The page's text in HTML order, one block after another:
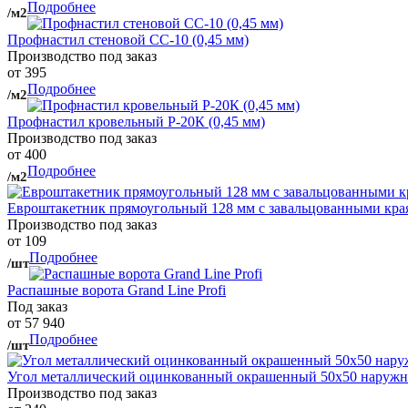
/м2Подробнее
Профнастил стеновой СС-10 (0,45 мм)
Производство под заказ
от 395
/м2Подробнее
Профнастил кровельный Р-20К (0,45 мм)
Производство под заказ
от 400
/м2Подробнее
Евроштакетник прямоугольный 128 мм с завальцованными
Производство под заказ
от 109
/штПодробнее
Распашные ворота Grand Line Profi
Под заказ
от 57 940
/штПодробнее
Угол металлический оцинкованный окрашенный 50х50
Производство под заказ